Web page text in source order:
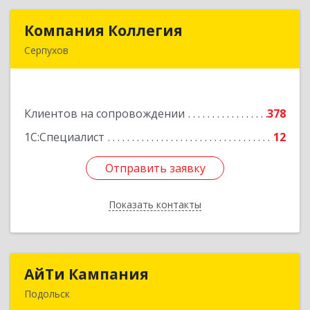
Компания Коллегия
Серпухов
Клиентов на сопровождении
378
1С:Специалист
12
Отправить заявку
Показать контакты
Компания Коллегия
Подробнее
Отправить заявку
Назад
АйТи Кампания
Подольск